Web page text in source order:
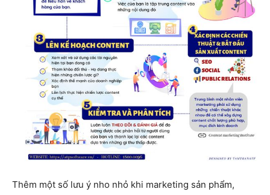
Thêm một số lưu ý nho nhỏ khi marketing sản phẩm,